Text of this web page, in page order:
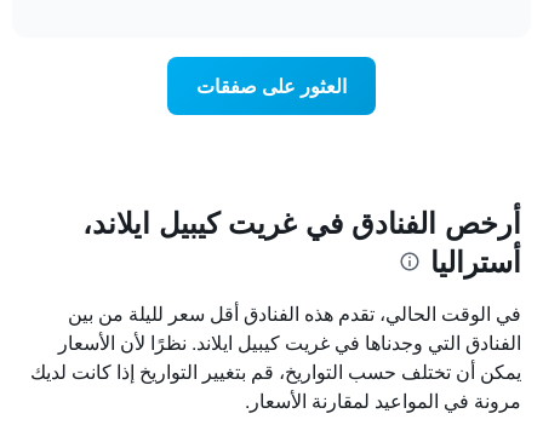
محور
الذي
يعرض
عدد
الأيام
قبل
الإقامة
يتضمن
العثور على صفقات
أرخص الفنادق في غريت كيبيل ايلاند،
أستراليا
في الوقت الحالي، تقدم هذه الفنادق أقل سعر لليلة من بين
الفنادق التي وجدناها في غريت كيبيل ايلاند. نظرًا لأن الأسعار
يمكن أن تختلف حسب التواريخ، قم بتغيير التواريخ إذا كانت لديك
مرونة في المواعيد لمقارنة الأسعار.